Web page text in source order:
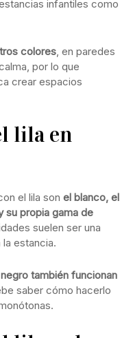
infantiles como
colores, en paredes
por lo que
crear espacios
lila en
el lila son el blanco, el
su propia gama de
suelen ser una
estancia.
también funcionan
saber cómo hacerlo